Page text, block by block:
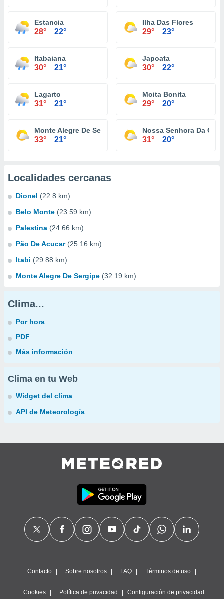
Estancia
28° 22°
Ilha Das Flores
29° 23°
Itabaiana
30° 21°
Japoata
30° 22°
Lagarto
31° 21°
Moita Bonita
29° 20°
Monte Alegre De Sergipe
33° 21°
Nossa Senhora Da
31° 20°
Localidades cercanas
Dionel (22.8 km)
Belo Monte (23.59 km)
Palestina (24.66 km)
Pão De Acucar (25.16 km)
Itabi (29.88 km)
Monte Alegre De Sergipe (32.19 km)
Clima...
Por hora
PDF
Más información
Clima en tu Web
Widget del clima
API de Meteorología
Contacto Sobre nosotros FAQ Términos de uso
Cookies Política de privacidad Configuración de privacidad